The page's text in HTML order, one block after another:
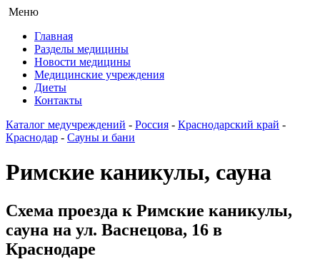
Меню
Главная
Разделы медицины
Новости медицины
Медицинские учреждения
Диеты
Контакты
Каталог медучреждений - Россия - Краснодарский край -
Краснодар - Сауны и бани
Римские каникулы, сауна
Схема проезда к Римские каникулы,
сауна на ул. Васнецова, 16 в
Краснодаре